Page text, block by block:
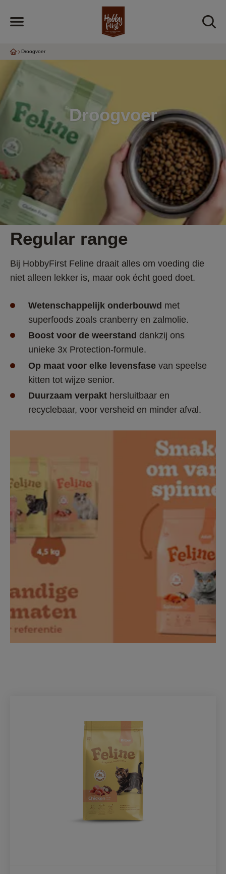
Droogvoer
Droogvoer
Regular range
Bij HobbyFirst Feline draait alles om voeding die
niet alleen lekker is, maar ook écht goed doet.
Wetenschappelijk onderbouwd met
superfoods zoals cranberry en zalmolie.
Boost voor de weerstand dankzij ons
unieke 3x Protection-formule.
Op maat voor elke levensfase van speelse
kitten tot wijze senior.
Duurzaam verpakt hersluitbaar en
recyclebaar, voor versheid en minder afval.